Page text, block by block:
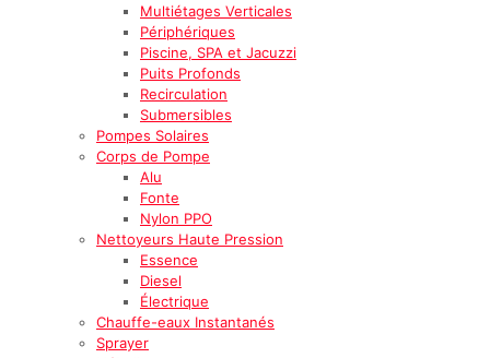
Multiétages Verticales
Périphériques
Piscine, SPA et Jacuzzi
Puits Profonds
Recirculation
Submersibles
Pompes Solaires
Corps de Pompe
Alu
Fonte
Nylon PPO
Nettoyeurs Haute Pression
Essence
Diesel
Électrique
Chauffe-eaux Instantanés
Sprayer